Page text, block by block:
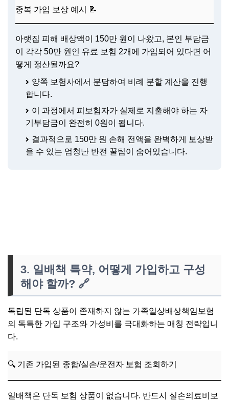
중복 가입 보상 예시 📝
아랫집 피해 배상액이 150만 원이 나왔고, 본인 부담금
이 각각 50만 원인 유료 보험 2개에 가입되어 있다면 어
떻게 정산될까요?
양쪽 보험사에서 분담하여 비례 분할 계산을 진행
합니다.
이 과정에서 피보험자가 실제로 지출해야 하는 자
기부담금이 완전히 0원이 됩니다.
결과적으로 150만 원 손해 전액을 완벽하게 보상받
을 수 있는 엄청난 반전 꿀팁이 숨어있습니다.
3. 일배책 특약, 어떻게 가입하고 구성
해야 할까? 🔗
독립된 단독 상품이 존재하지 않는 가족일상배상책임보험
의 독특한 가입 구조와 가성비를 극대화하는 매칭 전략입니
다.
🔍 기존 가입된 종합/실손/운전자 보험 조회하기
일배책은 단독 보험 상품이 없습니다. 반드시 실손의료비보